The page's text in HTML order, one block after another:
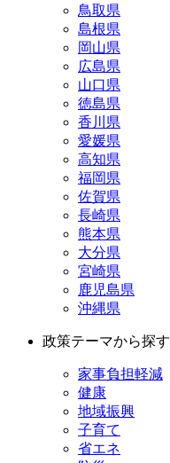
鳥取県
島根県
岡山県
広島県
山口県
徳島県
香川県
愛媛県
高知県
福岡県
佐賀県
長崎県
熊本県
大分県
宮崎県
鹿児島県
沖縄県
政策テーマから探す
家事負担軽減
健康
地域振興
子育て
省エネ